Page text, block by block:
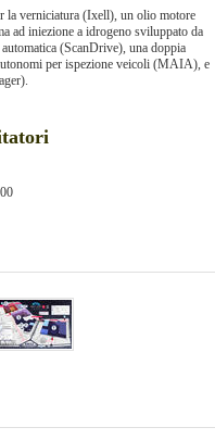
la verniciatura (Ixell), un olio motore
ad iniezione a idrogeno sviluppato da
(ScanDrive), una doppia
per ispezione veicoli (MAIA), e